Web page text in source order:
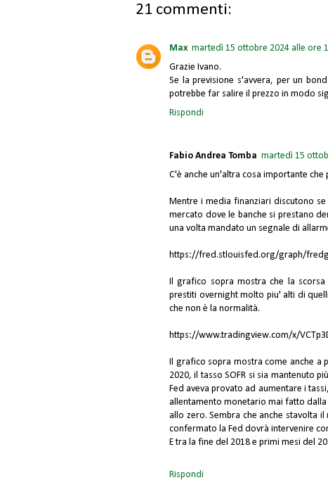
21 commenti:
Max martedì 15 ottobre 2024 alle ore
Grazie Ivano.
Se la previsione s'avvera, per un
potrebbe far salire il prezzo in modo
Rispondi
Fabio Andrea Tomba martedì 15
C'è anche un'altra cosa importante
Mentre i media finanziari discutono
mercato dove le banche si prestano
una volta mandato un segnale di
https://fred.stlouisfed.org/graph/
Il grafico sopra mostra che la
prestiti overnight molto piu' alti di
che non è la normalità.
https://www.tradingview.com/x/
Il grafico sopra mostra come anche
2020, il tasso SOFR si sia mantenuto
Fed aveva provato ad aumentare i
allentamento monetario mai fatto
allo zero. Sembra che anche stavolta
confermato la Fed dovrà intervenire
E tra la fine del 2018 e primi mesi del
Rispondi